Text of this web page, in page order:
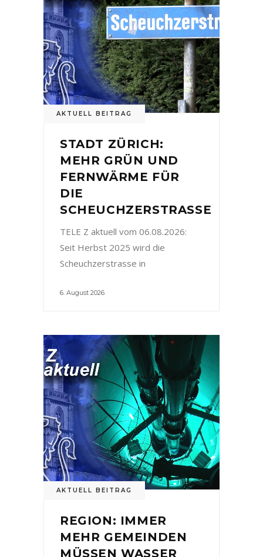
AKTUELL BEITRAG
STADT ZÜRICH:
MEHR GRÜN UND
FERNWÄRME FÜR
DIE
SCHEUCHZERSTRASSE
TELE Z aktuell vom 06.08.2026:
Seit Herbst 2025 wird die
Scheuchzerstrasse in
6. August 2026
AKTUELL BEITRAG
REGION: IMMER
MEHR GEMEINDEN
MÜSSEN WASSER